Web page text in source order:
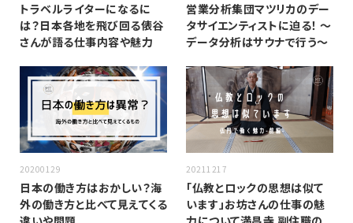
トラベルライターになるに
は？日本各地を飛び回る俵谷
さんが語る仕事内容や魅力
営業分析集団マツリカのデー
タサイエンティストに迫る！ 〜
データ分析はサウナで行う〜
20200129
日本の働き方はおかしい？海
外の働き方と比べて見えてくる
20211217
「仏教とロックの思想は似て
います」お坊さんの仕事の魅